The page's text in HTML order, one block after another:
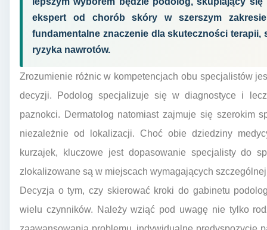
ekspert od chorób skóry w szerszym
fundamentalne znaczenie dla skuteczności
ryzyka nawrotów.
Zrozumienie różnic w kompetencjach obu specjalistów
decyzji. Podolog specjalizuje się w diagnostyce i
paznokci. Dermatolog natomiast zajmuje się szerokim
niezależnie od lokalizacji. Choć obie dziedziny
kurzajek, kluczowe jest dopasowanie specjalisty do
zlokalizowane są w miejscach wymagających
Decyzja o tym, czy skierować kroki do gabinetu
wielu czynników. Należy wziąć pod uwagę nie tylko